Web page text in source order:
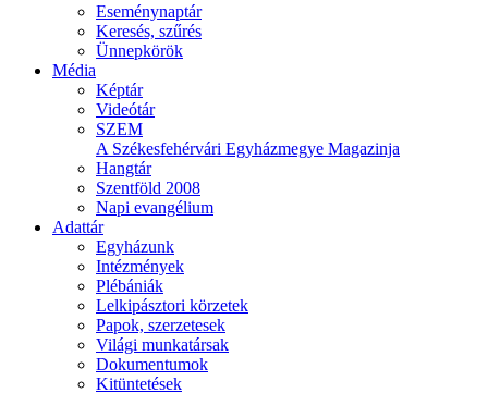
Eseménynaptár
Keresés, szűrés
Ünnepkörök
Média
Képtár
Videótár
SZEM
A Székesfehérvári Egyházmegye Magazinja
Hangtár
Szentföld 2008
Napi evangélium
Adattár
Egyházunk
Intézmények
Plébániák
Lelkipásztori körzetek
Papok, szerzetesek
Világi munkatársak
Dokumentumok
Kitüntetések